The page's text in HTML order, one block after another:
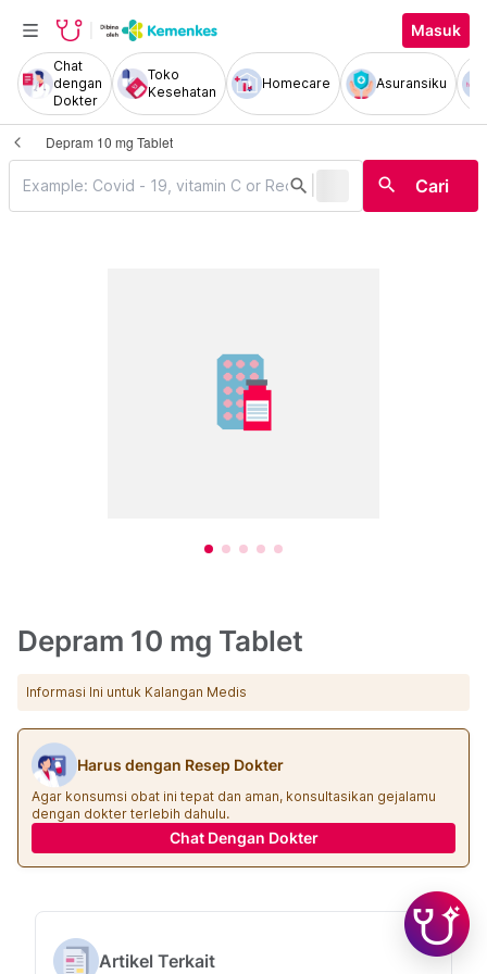
Masuk
Chat
dengan
Dokter
Toko
Kesehatan
Homecare Asuransiku
Depram 10 mg Tablet
search search Cari
Depram 10 mg Tablet
Informasi Ini untuk Kalangan Medis
Harus dengan Resep Dokter
Agar konsumsi obat ini tepat dan aman, konsultasikan gejalamu
dengan dokter terlebih dahulu.
Chat Dengan Dokter
Artikel Terkait